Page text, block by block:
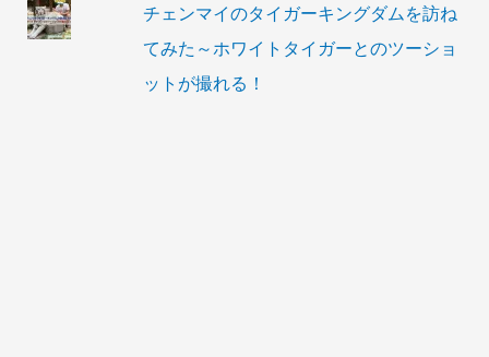
チェンマイのタイガーキングダムを訪ね
てみた～ホワイトタイガーとのツーショ
ットが撮れる！